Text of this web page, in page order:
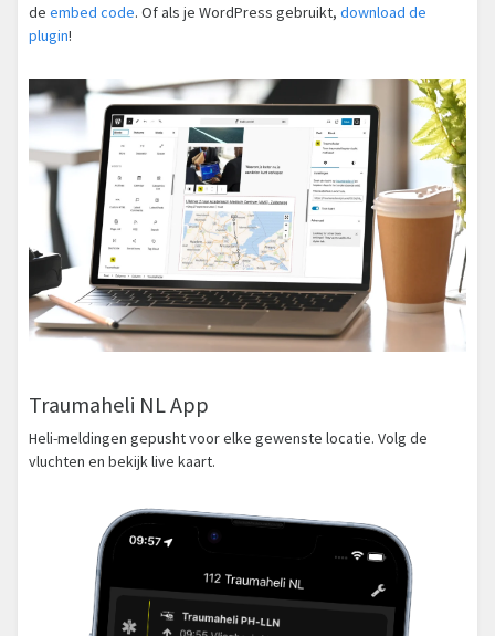
de embed code. Of als je WordPress gebruikt, download de
plugin!
Traumaheli NL App
Heli-meldingen gepusht voor elke gewenste locatie. Volg de
vluchten en bekijk live kaart.